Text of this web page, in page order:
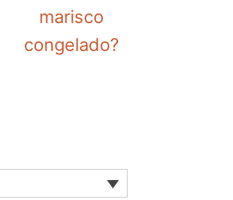
marisco
congelado?